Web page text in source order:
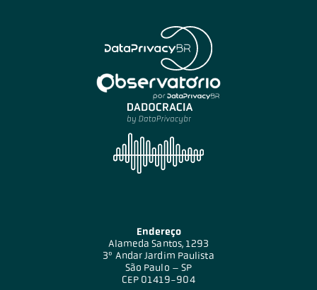
Endereço
Alameda Santos, 1293
3º Andar Jardim Paulista
São Paulo – SP
CEP 01419-904